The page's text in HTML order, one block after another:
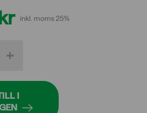
inkl. moms 25%
+
I